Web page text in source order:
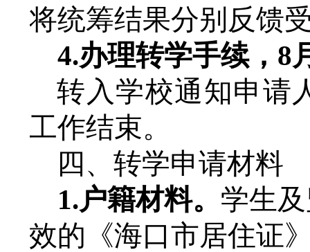
将统筹结果分别 反馈
4.办理转学手续， 8
转入学校通知申请
工作结束。
四、转学申请材料
1.户籍材料。 学生
效的《海口市居住证